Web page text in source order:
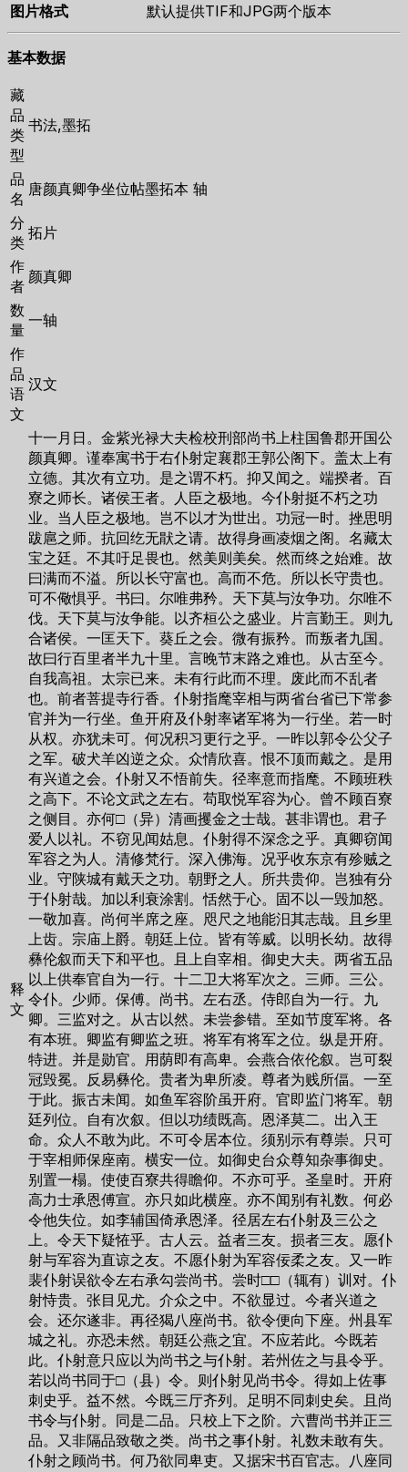
图片格式
默认提供TIF和JPG两个版本
基本数据
藏
品
类
型
书法,墨拓
品
名
唐颜真卿争坐位帖墨拓本 轴
分
类
拓片
作
者
颜真卿
数
量
一轴
作
品
语
文
汉文
释
文
十一月日。金紫光禄大夫检校刑部尚书上柱国鲁郡开国公
颜真卿。谨奉寓书于右仆射定襄郡王郭公阁下。盖太上有
立德。其次有立功。是之谓不朽。抑又闻之。端揆者。百
寮之师长。诸侯王者。人臣之极地。今仆射挺不朽之功
业。当人臣之极地。岂不以才为世出。功冠一时。挫思明
跋扈之师。抗回纥无猒之请。故得身画凌烟之阁。名藏太
宝之廷。不其吁足畏也。然美则美矣。然而终之始难。故
曰满而不溢。所以长守富也。高而不危。所以长守贵也。
可不儆惧乎。书曰。尔唯弗矜。天下莫与汝争功。尔唯不
伐。天下莫与汝争能。以齐桓公之盛业。片言勤王。则九
合诸侯。一匡天下。葵丘之会。微有振矜。而叛者九国。
故曰行百里者半九十里。言晚节末路之难也。从古至今。
自我高祖。太宗已来。未有行此而不理。废此而不乱者
也。前者菩提寺行香。仆射指麾宰相与两省台省已下常参
官并为一行坐。鱼开府及仆射率诸军将为一行坐。若一时
从权。亦犹未可。何况积习更行之乎。一昨以郭令公父子
之军。破犬羊凶逆之众。众情欣喜。恨不顶而戴之。是用
有兴道之会。仆射又不悟前失。径率意而指麾。不顾班秩
之高下。不论文武之左右。苟取悦军容为心。曾不顾百寮
之侧目。亦何□（异）清画攫金之士哉。甚非谓也。君子
爱人以礼。不窃见闻姑息。仆射得不深念之乎。真卿窃闻
军容之为人。清修梵行。深入佛海。况乎收东京有殄贼之
业。守陕城有戴天之功。朝野之人。所共贵仰。岂独有分
于仆射哉。加以利衰涂割。恬然于心。固不以一毁加怒。
一敬加喜。尚何半席之座。咫尺之地能汨其志哉。且乡里
上齿。宗庙上爵。朝廷上位。皆有等威。以明长幼。故得
彝伦叙而天下和平也。且上自宰相。御史大夫。两省五品
以上供奉官自为一行。十二卫大将军次之。三师。三公。
令仆。少师。保傅。尚书。左右丞。侍郎自为一行。九
卿。三监对之。从古以然。未尝参错。至如节度军将。各
有本班。卿监有卿监之班。将军有将军之位。纵是开府。
特进。并是勋官。用荫即有高卑。会燕合依伦叙。岂可裂
冠毁冕。反易彝伦。贵者为卑所凌。尊者为贱所偪。一至
于此。振古未闻。如鱼军容阶虽开府。官即监门将军。朝
廷列位。自有次叙。但以功绩既高。恩泽莫二。出入王
命。众人不敢为此。不可令居本位。须别示有尊崇。只可
于宰相师保座南。横安一位。如御史台众尊知杂事御史。
别置一榻。使使百寮共得瞻仰。不亦可乎。圣皇时。开府
高力士承恩傅宣。亦只如此横座。亦不闻别有礼数。何必
令他失位。如李辅国倚承恩泽。径居左右仆射及三公之
上。令天下疑恠乎。古人云。益者三友。损者三友。愿仆
射与军容为直谅之友。不愿仆射为军容佞柔之友。又一昨
裴仆射误欲令左右承勾尝尚书。尝时□□（辄有）训对。仆
射恃贵。张目见尤。介众之中。不欲显过。今者兴道之
会。还尔遂非。再径猲八座尚书。欲令便向下座。州县军
城之礼。亦恐未然。朝廷公燕之宜。不应若此。今既若
此。仆射意只应以为尚书之与仆射。若州佐之与县令乎。
若以尚书同于□（县）令。则仆射见尚书令。得如上佐事
刺史乎。益不然。今既三厅齐列。足明不同刺史矣。且尚
书令与仆射。同是二品。只校上下之阶。六曹尚书并正三
品。又非隔品致敬之类。尚书之事仆射。礼数未敢有失。
仆射之顾尚书。何乃欲同卑吏。又据宋书百官志。八座同